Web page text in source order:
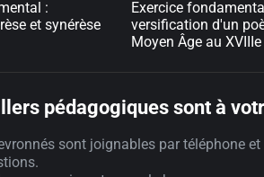
:
et synérèse
Exercice
versification d'un
Moyen Âge au
pédagogiques sont à
sont joignables par téléphone